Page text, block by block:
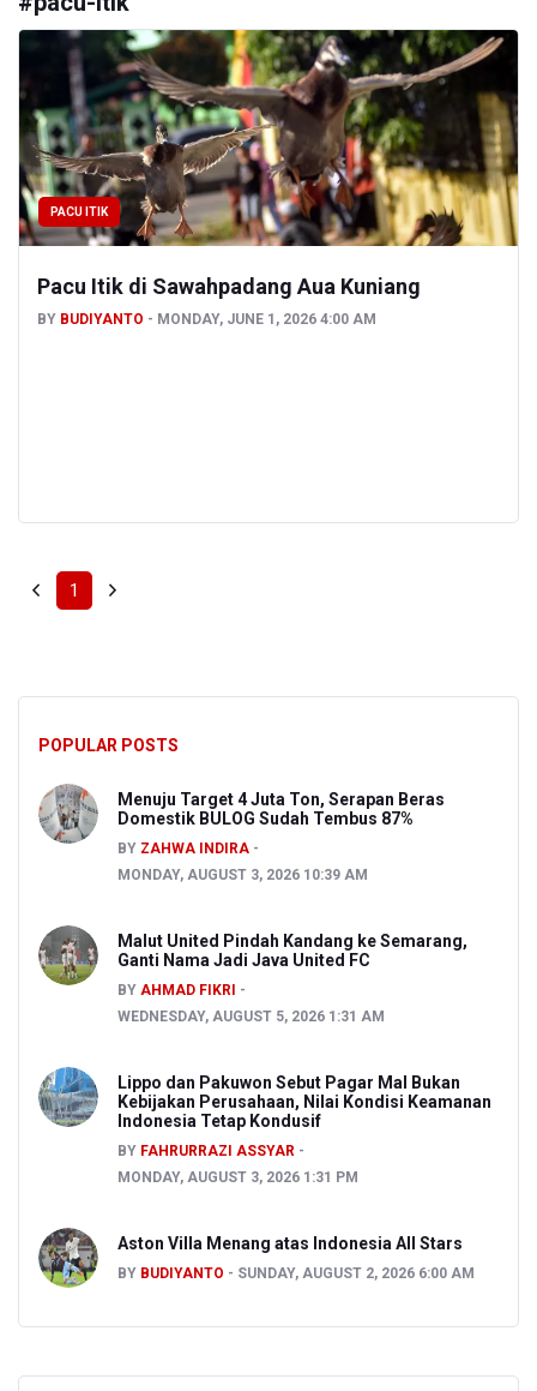
PACU ITIK
Pacu Itik di Sawahpadang Aua Kuniang
BY BUDIYANTO MONDAY, JUNE 1, 2026 4:00 AM
1
POPULAR POSTS
Menuju Target 4 Juta Ton, Serapan Beras
Domestik BULOG Sudah Tembus 87%
BY ZAHWA INDIRA
MONDAY, AUGUST 3, 2026 10:39 AM
Malut United Pindah Kandang ke Semarang,
Ganti Nama Jadi Java United FC
BY AHMAD FIKRI
WEDNESDAY, AUGUST 5, 2026 1:31 AM
Lippo dan Pakuwon Sebut Pagar Mal Bukan
Kebijakan Perusahaan, Nilai Kondisi Keamanan
Indonesia Tetap Kondusif
BY FAHRURRAZI ASSYAR
MONDAY, AUGUST 3, 2026 1:31 PM
Aston Villa Menang atas Indonesia All Stars
BY BUDIYANTO SUNDAY, AUGUST 2, 2026 6:00 AM